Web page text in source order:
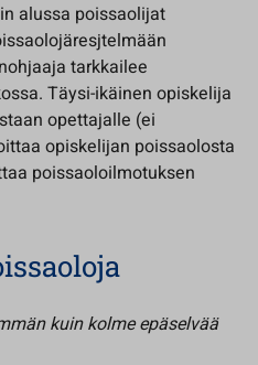
alussa poissaolijat
tarkkailee
Täysi-ikäinen opiskelija
opettajalle (ei
opiskelijan poissaolosta
poissaoloilmotuksen
kuin kolme epäselvää